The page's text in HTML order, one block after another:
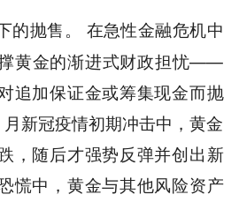
的抛售。 在急性金融危机中
黄金的渐进式财政担忧——
追加保证金或筹集现金而抛
新冠疫情初期冲击中，黄金
，随后才强势反弹并创出新
慌中，黄金与其他风险资产